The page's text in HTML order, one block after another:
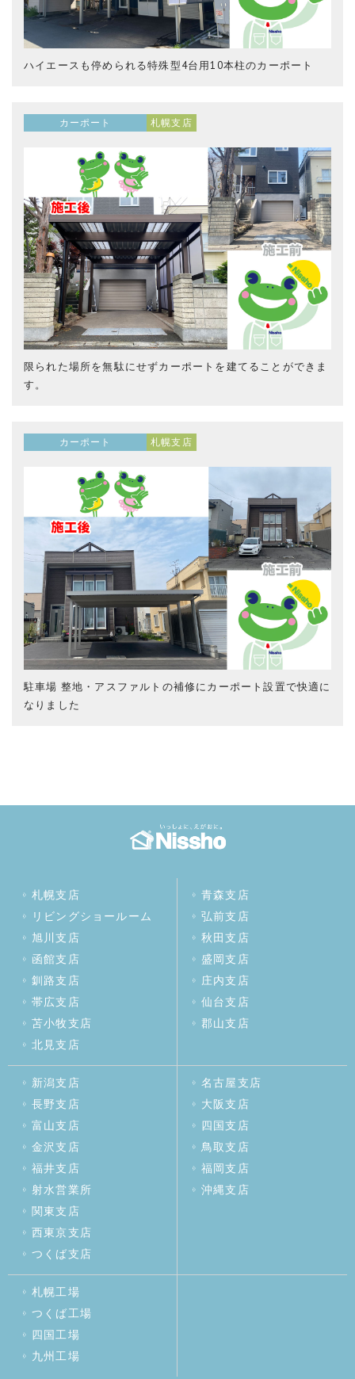
ハイエースも停められる特殊型4台用10本柱のカーポート
カーポート 札幌支店
限られた場所を無駄にせずカーポートを建てることができま
す。
カーポート 札幌支店
駐車場 整地・アスファルトの補修にカーポート設置で快適に
なりました
札幌支店
リビングショールーム
旭川支店
函館支店
釧路支店
帯広支店
苫小牧支店
北見支店
青森支店
弘前支店
秋田支店
盛岡支店
庄内支店
仙台支店
郡山支店
新潟支店
長野支店
富山支店
金沢支店
福井支店
射水営業所
関東支店
西東京支店
つくば支店
名古屋支店
大阪支店
四国支店
鳥取支店
福岡支店
沖縄支店
札幌工場
つくば工場
四国工場
九州工場